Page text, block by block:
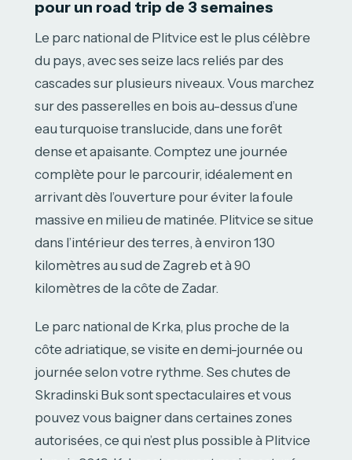
pour un road trip de 3 semaines
Le parc national de Plitvice est le plus célèbre
du pays, avec ses seize lacs reliés par des
cascades sur plusieurs niveaux. Vous marchez
sur des passerelles en bois au-dessus d’une
eau turquoise translucide, dans une forêt
dense et apaisante. Comptez une journée
complète pour le parcourir, idéalement en
arrivant dès l’ouverture pour éviter la foule
massive en milieu de matinée. Plitvice se situe
dans l’intérieur des terres, à environ 130
kilomètres au sud de Zagreb et à 90
kilomètres de la côte de Zadar.
Le parc national de Krka, plus proche de la
côte adriatique, se visite en demi-journée ou
journée selon votre rythme. Ses chutes de
Skradinski Buk sont spectaculaires et vous
pouvez vous baigner dans certaines zones
autorisées, ce qui n’est plus possible à Plitvice